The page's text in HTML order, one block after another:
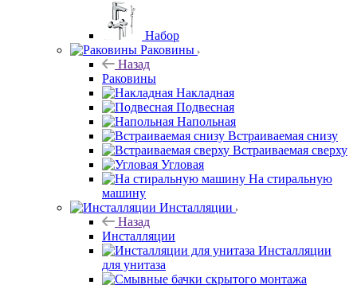
Набор
Раковины
Назад
Раковины
Накладная
Подвесная
Напольная
Встраиваемая снизу
Встраиваемая сверху
Угловая
На стиральную
машину
Инсталляции
Назад
Инсталляции
Инсталляции
для унитаза